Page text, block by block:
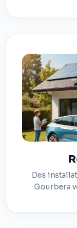
Des
Gourbera